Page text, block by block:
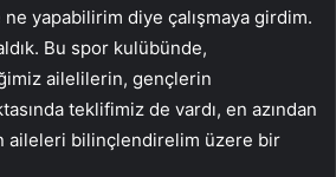
yapabilirim diye çalışmaya girdim.
Bu spor kulübünde,
ailelilerin, gençlerin
teklifimiz de vardı, en azından
aileleri bilinçlendirelim üzere bir